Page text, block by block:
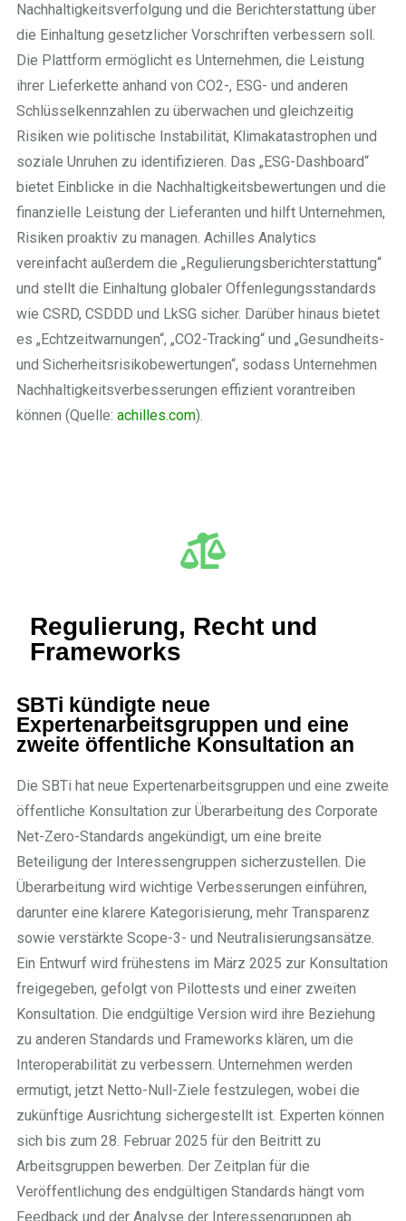
Nachhaltigkeitsverfolgung und die Berichterstattung über
die Einhaltung gesetzlicher Vorschriften verbessern soll.
Die Plattform ermöglicht es Unternehmen, die Leistung
ihrer Lieferkette anhand von CO2-, ESG- und anderen
Schlüsselkennzahlen zu überwachen und gleichzeitig
Risiken wie politische Instabilität, Klimakatastrophen und
soziale Unruhen zu identifizieren. Das „ESG-Dashboard“
bietet Einblicke in die Nachhaltigkeitsbewertungen und die
finanzielle Leistung der Lieferanten und hilft Unternehmen,
Risiken proaktiv zu managen. Achilles Analytics
vereinfacht außerdem die „Regulierungsberichterstattung“
und stellt die Einhaltung globaler Offenlegungsstandards
wie CSRD, CSDDD und LkSG sicher. Darüber hinaus bietet
es „Echtzeitwarnungen“, „CO2-Tracking“ und „Gesundheits-
und Sicherheitsrisikobewertungen“, sodass Unternehmen
Nachhaltigkeitsverbesserungen effizient vorantreiben
können (Quelle: achilles.com).
Regulierung, Recht und
Frameworks
SBTi kündigte neue
Expertenarbeitsgruppen und eine
zweite öffentliche Konsultation an
Die SBTi hat neue Expertenarbeitsgruppen und eine zweite
öffentliche Konsultation zur Überarbeitung des Corporate
Net-Zero-Standards angekündigt, um eine breite
Beteiligung der Interessengruppen sicherzustellen. Die
Überarbeitung wird wichtige Verbesserungen einführen,
darunter eine klarere Kategorisierung, mehr Transparenz
sowie verstärkte Scope-3- und Neutralisierungsansätze.
Ein Entwurf wird frühestens im März 2025 zur Konsultation
freigegeben, gefolgt von Pilottests und einer zweiten
Konsultation. Die endgültige Version wird ihre Beziehung
zu anderen Standards und Frameworks klären, um die
Interoperabilität zu verbessern. Unternehmen werden
ermutigt, jetzt Netto-Null-Ziele festzulegen, wobei die
zukünftige Ausrichtung sichergestellt ist. Experten können
sich bis zum 28. Februar 2025 für den Beitritt zu
Arbeitsgruppen bewerben. Der Zeitplan für die
Veröffentlichung des endgültigen Standards hängt vom
Feedback und der Analyse der Interessengruppen ab.